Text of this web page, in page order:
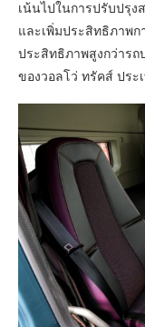
เน้นไปในการปรับปรุ
และเพิ่มประสิทธิภาพ
ประสิทธิภาพสูงกว่ารถ
ของวอลโว่ ทรัคส์ ประ